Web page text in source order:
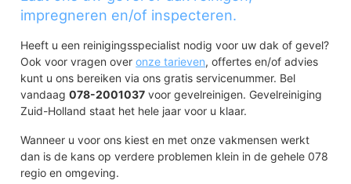
impregneren en/of inspecteren.
Heeft u een reinigingsspecialist nodig voor uw dak of gevel?
Ook voor vragen overonze tarieven, offertes en/of advies
kunt u ons bereiken via ons gratis servicenummer. Bel
vandaag078-2001037 voor gevelreinigen. Gevelreiniging
Zuid-Holland staat het hele jaar voor u klaar.
Wanneer u voor ons kiest en met onze vakmensen werkt
dan is de kans op verdere problemen klein in de gehele 078
regio en omgeving.